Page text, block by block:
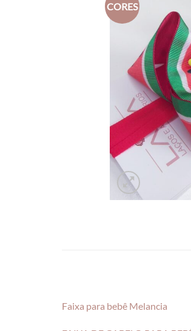
CORES
Faixa para bebê Melancia